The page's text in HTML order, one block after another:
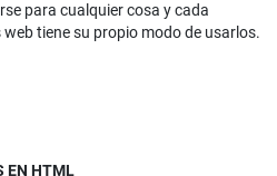
para cualquier cosa y cada
tiene su propio modo de usarlos.
EN HTML